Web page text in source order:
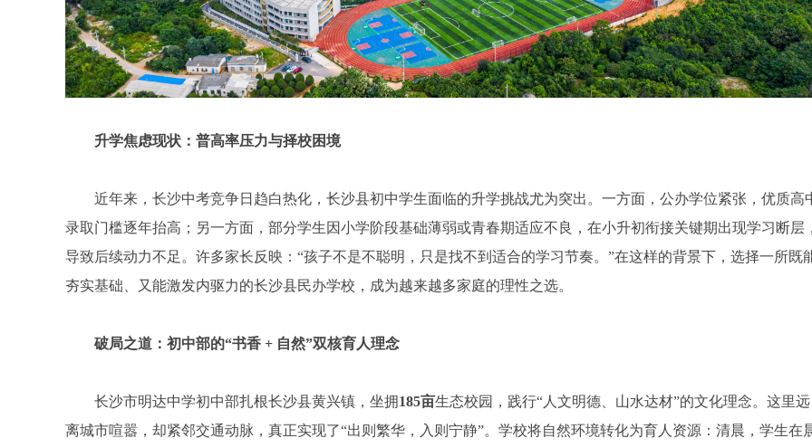
升学焦虑现状：普高率压力与择校困境
近年来，长沙中考竞争日趋白热化，长沙县初中学生面临的升学挑战尤为突出。一方面，公办学位紧张，优质高
录取门槛逐年抬高；另一方面，部分学生因小学阶段基础薄弱或青春期适应不良，在小升初衔接关键期出现学习断层，
导致后续动力不足。许多家长反映：“孩子不是不聪明，只是找不到适合的学习节奏。”在这样的背景下，选择一所既
夯实基础、又能激发内驱力的长沙县民办学校，成为越来越多家庭的理性之选。
破局之道：初中部的“书香 + 自然”双核育人理念
长沙市明达中学初中部扎根长沙县黄兴镇，坐拥185亩生态校园，践行“人文明德、山水达材”的文化理念。这里远
离城市喧嚣，却紧邻交通动脉，真正实现了“出则繁华，入则宁静”。学校将自然环境转化为育人资源：清晨，学生在